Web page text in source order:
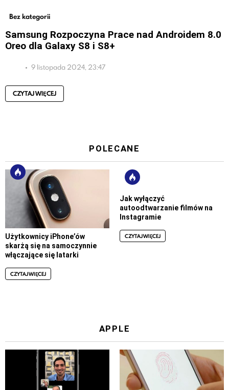
Bez kategorii
Samsung Rozpoczyna Prace nad Androidem 8.0
Oreo dla Galaxy S8 i S8+
9 listopada 2024, 23:47
CZYTAJ WIĘCEJ
POLECANE
Użytkownicy iPhone’ów
skarżą się na samoczynnie
włączające się latarki
CZYTAJ WIĘCEJ
Jak wyłączyć
autoodtwarzanie filmów na
Instagramie
CZYTAJ WIĘCEJ
APPLE